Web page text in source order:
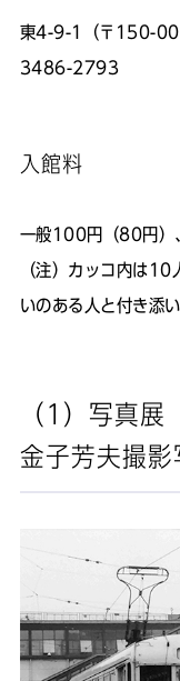
東4-9-1（〒150-
3486-2793
入館料
一般100円（80円）
（注）カッコ内は
いのある人と付き添
（1）写真
金子芳夫撮影